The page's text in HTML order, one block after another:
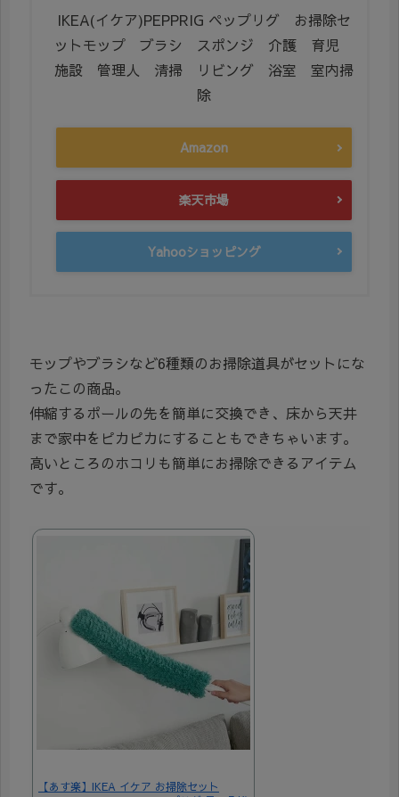
IKEA(イケア)PEPPRIG ペップリグ お掃除セ
ットモップ ブラシ スポンジ 介護 育児
施設 管理人 清掃 リビング 浴室 室内掃
除
Amazon
楽天市場
Yahooショッピング
モップやブラシなど6種類のお掃除道具がセットにな
ったこの商品。
伸縮するポールの先を簡単に交換でき、床から天井
まで家中をピカピカにすることもできちゃいます。
高いところのホコリも簡単にお掃除できるアイテム
です。
【あす楽】IKEA イケア お掃除セット